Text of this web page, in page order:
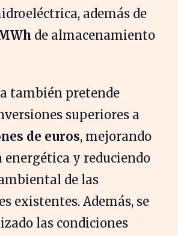
además de
de almacenamiento
también pretende
superiores a
de euros, mejorando
energética y reduciendo
de las
existentes. Además, se
las condiciones